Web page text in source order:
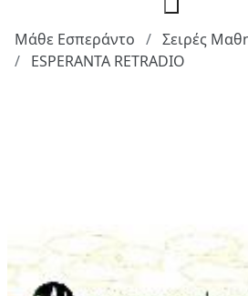
Μάθε Εσπεράντο
Σειρές
ESPERANTA RETRADIO